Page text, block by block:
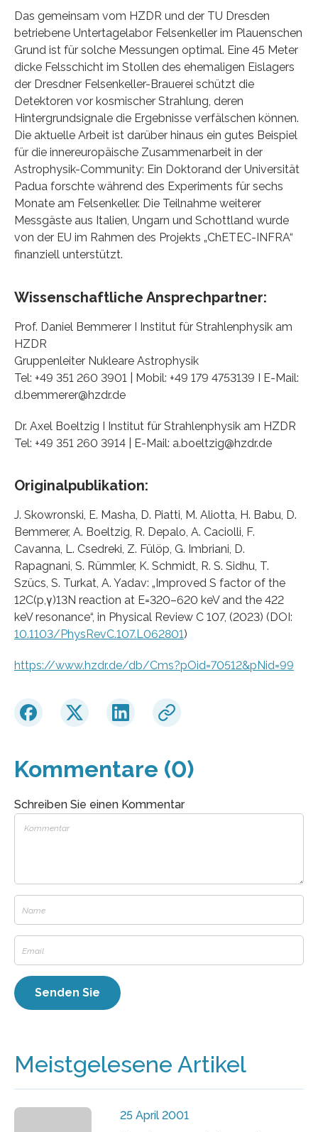
Das gemeinsam vom HZDR und der TU Dresden
betriebene Untertagelabor Felsenkeller im Plauenschen
Grund ist für solche Messungen optimal. Eine 45 Meter
dicke Felsschicht im Stollen des ehemaligen Eislagers
der Dresdner Felsenkeller-Brauerei schützt die
Detektoren vor kosmischer Strahlung, deren
Hintergrundsignale die Ergebnisse verfälschen können.
Die aktuelle Arbeit ist darüber hinaus ein gutes Beispiel
für die innereuropäische Zusammenarbeit in der
Astrophysik-Community: Ein Doktorand der Universität
Padua forschte während des Experiments für sechs
Monate am Felsenkeller. Die Teilnahme weiterer
Messgäste aus Italien, Ungarn und Schottland wurde
von der EU im Rahmen des Projekts „ChETEC-INFRA“
finanziell unterstützt.
Wissenschaftliche Ansprechpartner:
Prof. Daniel Bemmerer I Institut für Strahlenphysik am
HZDR
Gruppenleiter Nukleare Astrophysik
Tel: +49 351 260 3901 | Mobil: +49 179 4753139 I E-Mail:
d.bemmerer@hzdr.de
Dr. Axel Boeltzig I Institut für Strahlenphysik am HZDR
Tel: +49 351 260 3914 | E-Mail: a.boeltzig@hzdr.de
Originalpublikation:
J. Skowronski, E. Masha, D. Piatti, M. Aliotta, H. Babu, D.
Bemmerer, A. Boeltzig, R. Depalo, A. Caciolli, F.
Cavanna, L. Csedreki, Z. Fülöp, G. Imbriani, D.
Rapagnani, S. Rümmler, K. Schmidt, R. S. Sidhu, T.
Szücs, S. Turkat, A. Yadav: „Improved S factor of the
12C(p,γ)13N reaction at E=320–620 keV and the 422
keV resonance“, in Physical Review C 107, (2023) (DOI:
10.1103/PhysRevC.107.L062801)
https://www.hzdr.de/db/Cms?pOid=70512&pNid=99
Kommentare (0)
Schreiben Sie einen Kommentar
Meistgelesene Artikel
25 April 2001